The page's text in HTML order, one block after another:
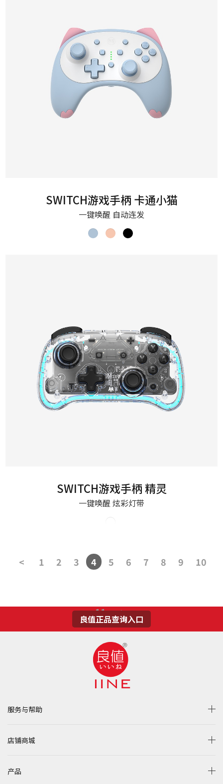
SWITCH游戏手柄 卡通小猫
一键唤醒 自动连发
SWITCH游戏手柄 精灵
一键唤醒 炫彩灯带
< 1 2 3 4 5 6 7 8 9 10
11 >
良值正品查询入口
服务与帮助
店铺商城
产品